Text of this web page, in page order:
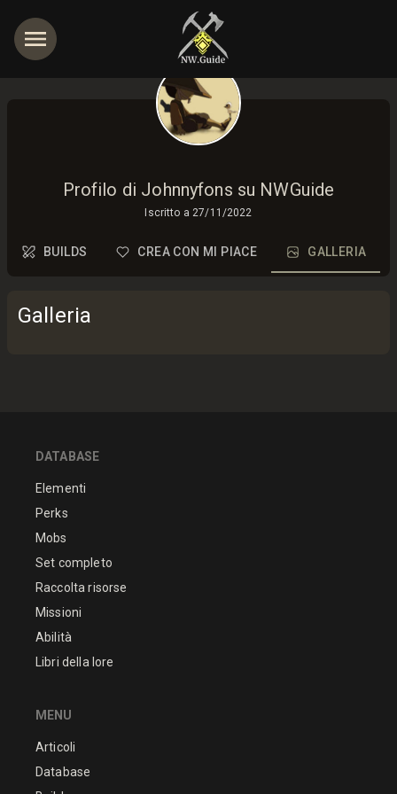
Profilo di Johnnyfons su NWGuide
Iscritto a 27/11/2022
BUILDS CREA CON MI PIACE GALLERIA
Galleria
DATABASE
Elementi
Perks
Mobs
Set completo
Raccolta risorse
Missioni
Abilità
Libri della lore
MENU
Articoli
Database